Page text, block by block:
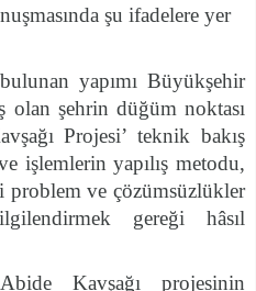
şu ifadelere yer
yapımı Büyükşehir
olan şehrin düğüm noktası
Projesi’ teknik bakış
işlemlerin yapılış metodu,
problem ve çözümsüzlükler
gereği hâsıl
Kavşağı projesinin